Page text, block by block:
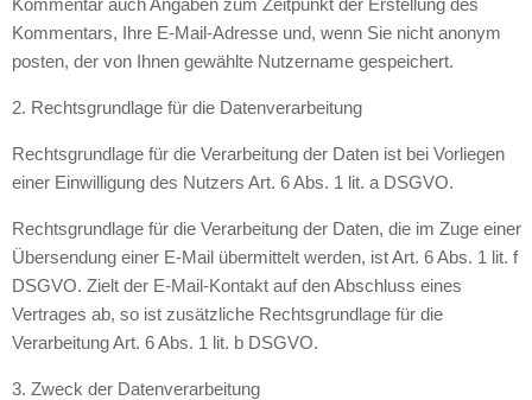
Kommentars, Ihre E-Mail-Adresse und, wenn Sie nicht anonym
posten, der von Ihnen gewählte Nutzername gespeichert.
2. Rechtsgrundlage für die Datenverarbeitung
Rechtsgrundlage für die Verarbeitung der Daten ist bei Vorliegen
einer Einwilligung des Nutzers Art. 6 Abs. 1 lit. a DSGVO.
Rechtsgrundlage für die Verarbeitung der Daten, die im Zuge einer
Übersendung einer E-Mail übermittelt werden, ist Art. 6 Abs. 1 lit. f
DSGVO. Zielt der E-Mail-Kontakt auf den Abschluss eines
Vertrages ab, so ist zusätzliche Rechtsgrundlage für die
Verarbeitung Art. 6 Abs. 1 lit. b DSGVO.
3. Zweck der Datenverarbeitung